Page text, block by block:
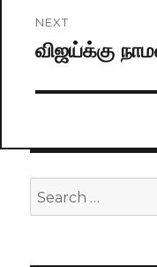
NEXT
Next
விஜய்க்கு
Search
for: